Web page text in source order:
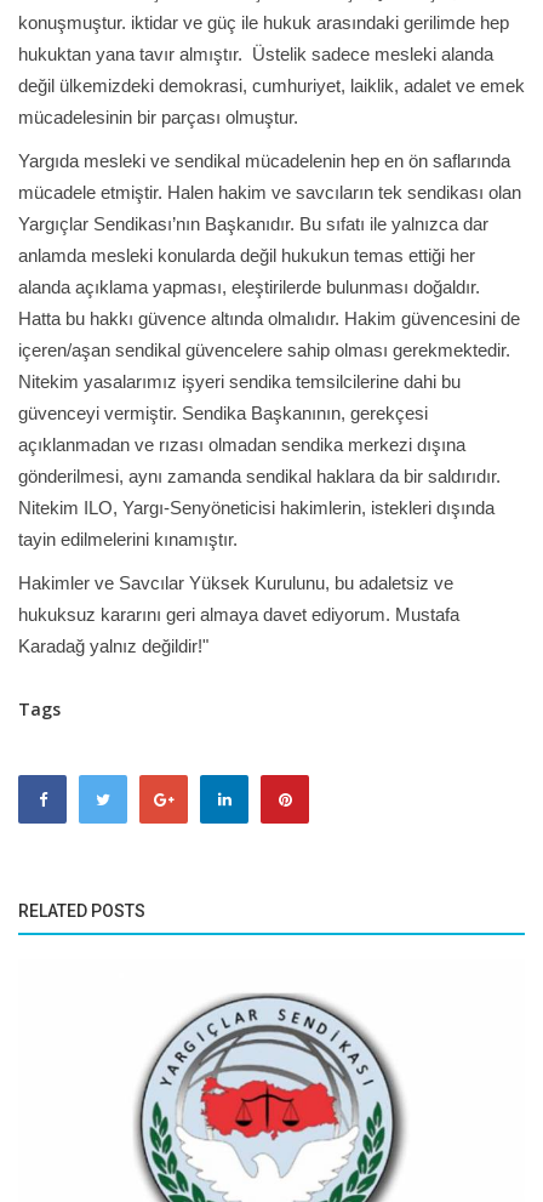
konuşmuştur. iktidar ve güç ile hukuk arasındaki gerilimde hep
hukuktan yana tavır almıştır. Üstelik sadece mesleki alanda
değil ülkemizdeki demokrasi, cumhuriyet, laiklik, adalet ve emek
mücadelesinin bir parçası olmuştur.
Yargıda mesleki ve sendikal mücadelenin hep en ön saflarında
mücadele etmiştir. Halen hakim ve savcıların tek sendikası olan
Yargıçlar Sendikası’nın Başkanıdır. Bu sıfatı ile yalnızca dar
anlamda mesleki konularda değil hukukun temas ettiği her
alanda açıklama yapması, eleştirilerde bulunması doğaldır.
Hatta bu hakkı güvence altında olmalıdır. Hakim güvencesini de
içeren/aşan sendikal güvencelere sahip olması gerekmektedir.
Nitekim yasalarımız işyeri sendika temsilcilerine dahi bu
güvenceyi vermiştir. Sendika Başkanının, gerekçesi
açıklanmadan ve rızası olmadan sendika merkezi dışına
gönderilmesi, aynı zamanda sendikal haklara da bir saldırıdır.
Nitekim ILO, Yargı-Senyöneticisi hakimlerin, istekleri dışında
tayin edilmelerini kınamıştır.
Hakimler ve Savcılar Yüksek Kurulunu, bu adaletsiz ve
hukuksuz kararını geri almaya davet ediyorum. Mustafa
Karadağ yalnız değildir!"
Tags
RELATED POSTS